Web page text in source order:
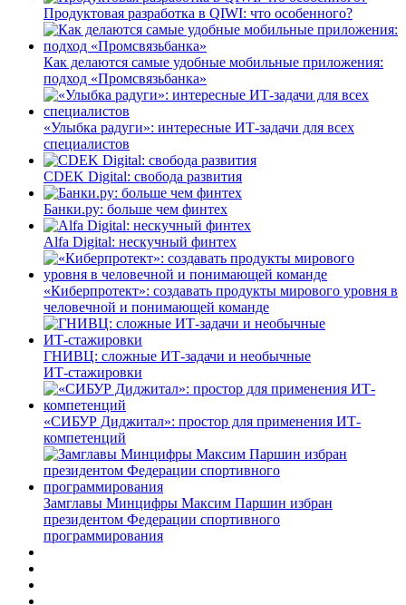
Продуктовая разработка в QIWI: что особенного?
Как делаются самые удобные мобильные приложения:
подход «Промсвязьбанка»
«Улыбка радуги»: интересные ИТ-задачи для всех
специалистов
CDEK Digital: свобода развития
Банки.ру: больше чем финтех
Alfa Digital: нескучный финтех
«Киберпротект»: создавать продукты мирового уровня в
человечной и понимающей команде
ГНИВЦ: сложные ИТ‑задачи и необычные
ИТ‑стажировки
«СИБУР Диджитал»: простор для применения ИТ-
компетенций
Замглавы Минцифры Максим Паршин избран
президентом Федерации спортивного
программирования